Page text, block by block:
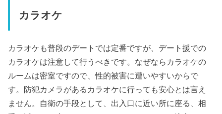
カラオケ
カラオケも普段のデートでは定番ですが、デート援での
カラオケは注意して行うべきです。なぜならカラオケの
ルームは密室ですので、性的被害に遭いやすいからで
す。防犯カメラがあるカラオケに行っても安心とは言え
ません。自衛の手段として、出入口に近い所に座る、相